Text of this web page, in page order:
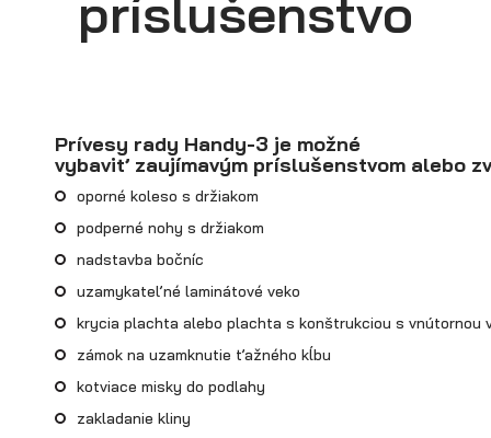
Prepravníky minibágrov
Prívesy rady Handy-3 je možné
vybaviť zaujímavým príslušenstvom alebo
oporné koleso s držiakom
podperné nohy s držiakom
nadstavba bočníc
uzamykateľné laminátové veko
krycia plachta alebo plachta s konštrukciou s vnútornou
zámok na uzamknutie ťažného kĺbu
kotviace misky do podlahy
zakladanie kliny